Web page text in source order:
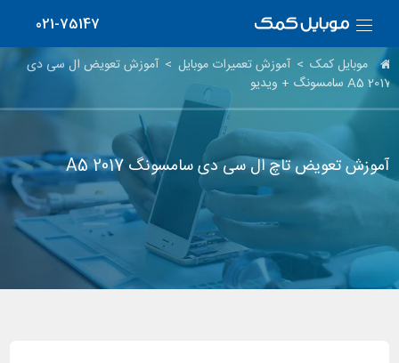
021-75147
موبایل کمک > آموزش تعمیرات موبایل > آموزش تعویض ال سی دی
A5 2017 سامسونگ + ویدیو
آموزش تعویض تاچ ال سی دی سامسونگ A5 2017